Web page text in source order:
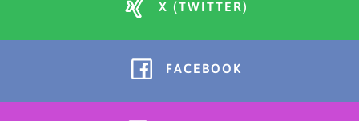
X (TWITTER)
FACEBOOK